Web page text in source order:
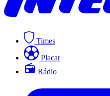
Times
Placar
Rádio